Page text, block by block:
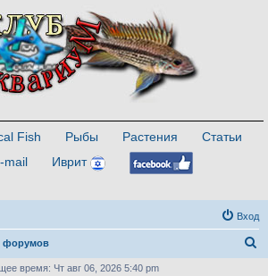
Fish Рыбы Растения
Статьи
mail Иврит
Вход
форумов
время: Чт авг 06, 2026 5:40 pm